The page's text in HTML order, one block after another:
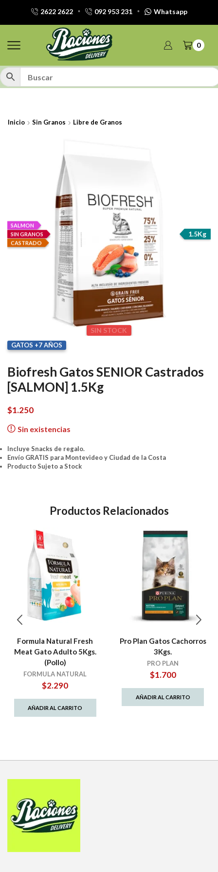
2622 2622 092 953 231 Whatsapp
0
Inicio Sin Granos Libre de Granos
1.5Kg
SALMON
SIN GRANOS
CASTRADO
SIN STOCK
GATOS +7 AÑOS
Biofresh Gatos SENIOR Castrados
[SALMON] 1.5Kg
$1.250
Sin existencias
Incluye Snacks de regalo.
Envío GRATIS para Montevideo y Ciudad de la Costa
Producto Sujeto a Stock
Productos Relacionados
Formula Natural Fresh
Meat Gato Adulto 5Kgs.
(Pollo)
FORMULA NATURAL
$2.290
AÑADIR AL CARRITO
Pro Plan Gatos Cachorros
3Kgs.
PRO PLAN
$1.700
AÑADIR AL CARRITO